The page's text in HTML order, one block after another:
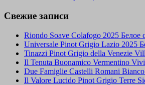
Свежие записи
Riondo Soave Colafogo 2025 Белое
Universale Pinot Grigio Lazio 2025
Tinazzi Pinot Grigio della Venezie
Il Tenuta Buonamico Vermentino
Due Famiglie Castelli Romani
Il Valore Lucido Pinot Grigio Terre